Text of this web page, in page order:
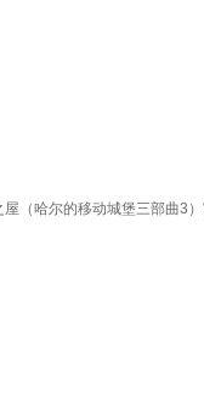
（哈尔的移动城堡三部曲3